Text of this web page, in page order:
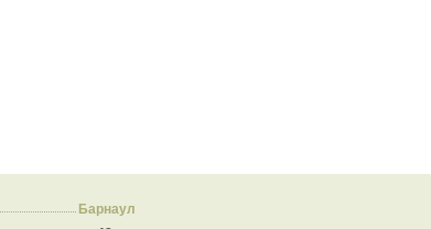
Барнаул